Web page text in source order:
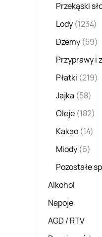
Przekąski
Lody (1234)
Dżemy (59)
Przyprawy i
Płatki (219)
Jajka (58)
Oleje (182)
Kakao (14)
Miody (6)
Pozostałe
Alkohol
Napoje
AGD / RTV